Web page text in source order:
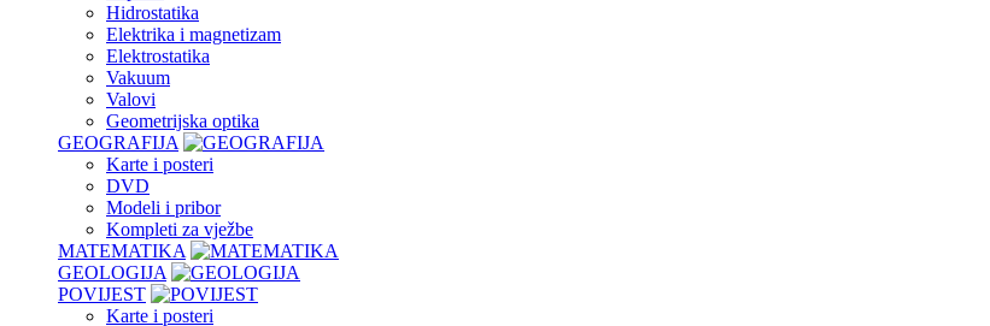
Hidrostatika
Elektrika i magnetizam
Elektrostatika
Vakuum
Valovi
Geometrijska optika
GEOGRAFIJA
Karte i posteri
DVD
Modeli i pribor
Kompleti za vježbe
MATEMATIKA
GEOLOGIJA
POVIJEST
Karte i posteri